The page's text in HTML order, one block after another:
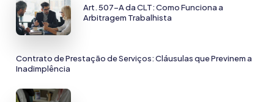
Art. 507-A da CLT: Como Funciona a
Arbitragem Trabalhista
Contrato de Prestação de Serviços: Cláusulas que Previnem a
Inadimplência